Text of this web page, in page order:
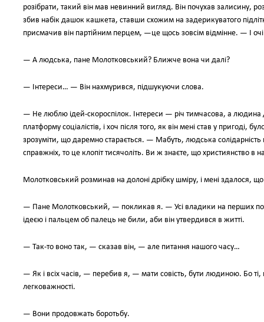
розібрати, такий він мав невинний вигляд. Він почухав залисину,
збив набік дашок кашкета, ставши схожим на задерикуватого
присмачив він партійним перцем, —це щось зовсім відмінне. — І
— А людська, пане Молотковський? Ближче вона чи далі?
— Інтереси… — Він нахмурився, підшукуючи слова.
— Не люблю ідей-скороспілок. Інтереси — річ тимчасова, а людина
платформу соціалістів, і хоч після того, як він мені став у пригоді,
зрозуміти, що даремно старається. — Мабуть, людська
справжніх, то це клопіт тисячоліть. Ви ж знаєте, що християнство в
Молотковський розминав на долоні дрібку шміру, і мені здалося, що
— Пане Молотковський, — покликав я. — Усі владики на перших
ідеєю і пальцем об палець не били, аби він утвердився в житті.
— Так-то воно так, — сказав він, — але питання нашого часу…
— Як і всіх часів, — перебив я, — мати совість, бути людиною. Бо ті,
легковажності.
— Вони продовжать боротьбу.